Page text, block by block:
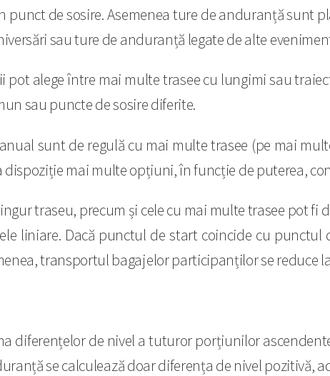
de sosire. Asemenea ture de anduranță sunt
sau ture de anduranță legate de alte
alege între mai multe trasee cu lungimi sau
sau puncte de sosire diferite.
sunt de regulă cu mai multe trasee (pe mai
mai multe opțiuni, în funcție de puterea,
traseu, precum și cele cu mai multe trasee pot fi
liniare. Dacă punctul de start coincide cu punctul
transportul bagajelor participanților se reduce
diferențelor de nivel a tuturor porțiunilor
se calculează doar diferența de nivel pozitivă,